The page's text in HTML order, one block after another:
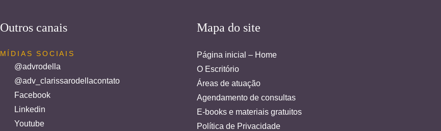
Outros canais
MÍDIAS SOCIAIS
@advrodella
@adv_clarissarodellacontato
Facebook
Linkedin
Youtube
Mapa do site
Página inicial – Home
O Escritório
Áreas de atuação
Agendamento de consultas
E-books e materiais gratuitos
Política de Privacidade